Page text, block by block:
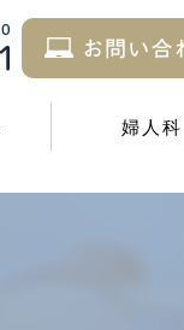
婦人科